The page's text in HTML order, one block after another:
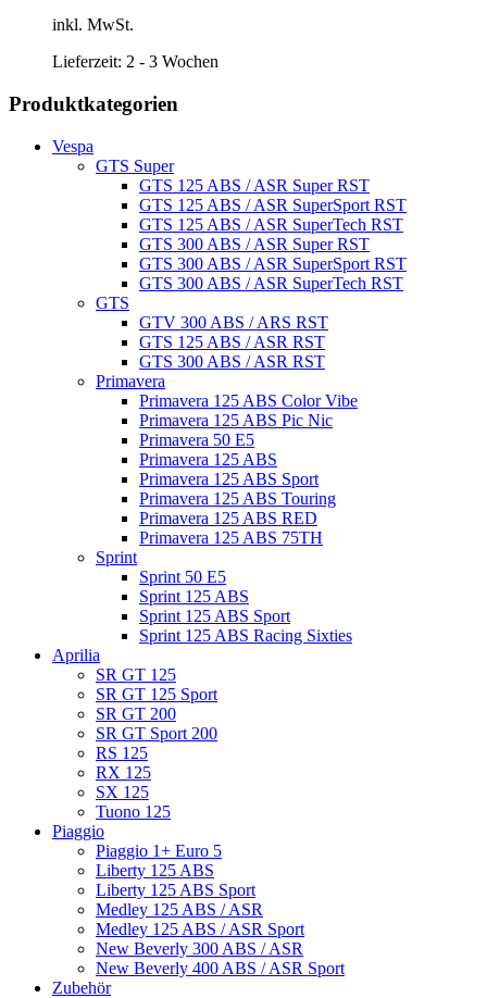
inkl. MwSt.
Lieferzeit: 2 - 3 Wochen
Produktkategorien
Vespa
GTS Super
GTS 125 ABS / ASR Super RST
GTS 125 ABS / ASR SuperSport RST
GTS 125 ABS / ASR SuperTech RST
GTS 300 ABS / ASR Super RST
GTS 300 ABS / ASR SuperSport RST
GTS 300 ABS / ASR SuperTech RST
GTS
GTV 300 ABS / ARS RST
GTS 125 ABS / ASR RST
GTS 300 ABS / ASR RST
Primavera
Primavera 125 ABS Color Vibe
Primavera 125 ABS Pic Nic
Primavera 50 E5
Primavera 125 ABS
Primavera 125 ABS Sport
Primavera 125 ABS Touring
Primavera 125 ABS RED
Primavera 125 ABS 75TH
Sprint
Sprint 50 E5
Sprint 125 ABS
Sprint 125 ABS Sport
Sprint 125 ABS Racing Sixties
Aprilia
SR GT 125
SR GT 125 Sport
SR GT 200
SR GT Sport 200
RS 125
RX 125
SX 125
Tuono 125
Piaggio
Piaggio 1+ Euro 5
Liberty 125 ABS
Liberty 125 ABS Sport
Medley 125 ABS / ASR
Medley 125 ABS / ASR Sport
New Beverly 300 ABS / ASR
New Beverly 400 ABS / ASR Sport
Zubehör